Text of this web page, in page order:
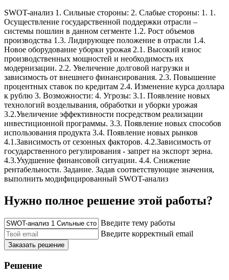
SWOT-анализ 1. Сильные стороны: 2. Слабые стороны: 1. 1.
Осуществление государственной поддержки отрасли –
системы пошлин в данном сегменте 1.2. Рост объемов
производства 1.3. Лидирующее положение в отрасли 1.4.
Новое оборудование уборки урожая 2.1. Высокий износ
производственных мощностей и необходимость их
модернизации. 2.2. Увеличение долговой нагрузки и
зависимость от внешнего финансирования. 2.3. Повышение
процентных ставок по кредитам 2.4. Изменение курса доллара
к рублю 3. Возможности: 4. Угрозы: 3.1. Появление новых
технологий возделывания, обработки и уборки урожая
3.2.Увеличение эффективности посредством реализации
инвестиционной программы. 3.3. Появление новых способов
использования продукта 3.4. Появление новых рынков
4.1.Зависимость от сезонных факторов. 4.2.Зависимость от
государственного регулирования - запрет на экспорт зерна.
4.3.Ухудшение финансовой ситуации. 4.4. Снижение
рентабельности. Задание. Задав соответствующие значения,
выполнить модифицированный SWOT-анализ
Нужно полное решение этой работы?
Введите тему работы
Введите корректный email
Заказать решение
Решение